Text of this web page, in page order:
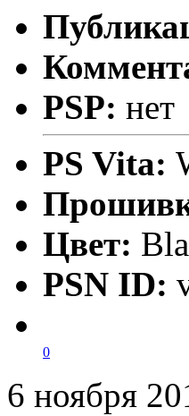
PSP: нет
PS Vita:
Цвет:
PSN ID:
0
6 ноября